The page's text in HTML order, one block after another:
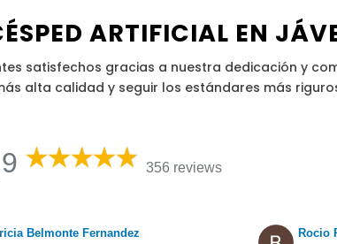
ARTIFICIAL EN
satisfechos gracias a nuestra dedicación y
alta calidad y seguir los estándares más
356 reviews
Belmonte Fernandez Rocio